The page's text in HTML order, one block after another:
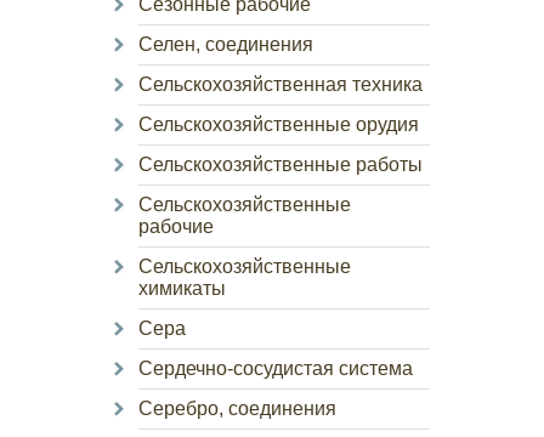
Сезонные рабочие
Селен, соединения
Сельскохозяйственная техника
Сельскохозяйственные орудия
Сельскохозяйственные работы
Сельскохозяйственные
рабочие
Сельскохозяйственные
химикаты
Сера
Сердечно-сосудистая система
Серебро, соединения